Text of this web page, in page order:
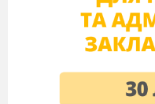
Додавання
45+27.
Обчислення
значень